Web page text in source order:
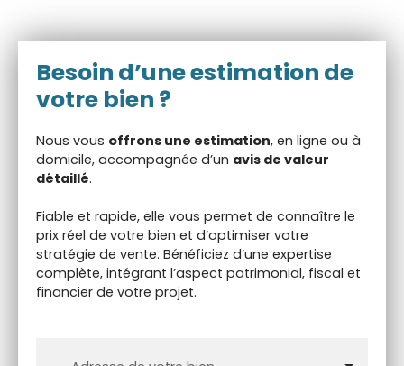
Besoin d’uneestimation de
votre bien ?
Nous vous offrons une estimation, en ligne ou à
domicile, accompagnée d’un avis de valeur
détaillé.
Fiable et rapide, elle vous permet de connaître le
prix réel de votre bien et d’optimiser votre
stratégie de vente. Bénéficiez d’une expertise
complète, intégrant l’aspect patrimonial, fiscal et
financier de votre projet.